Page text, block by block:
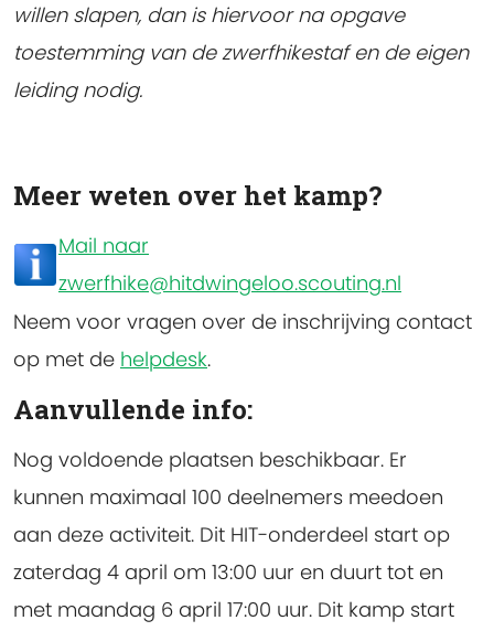
willen slapen, dan is hiervoor na opgave
toestemming van de zwerfhikestaf en de eigen
leiding nodig.
Meer weten over het kamp?
Mail naar
zwerfhike@hitdwingeloo.scouting.nl
Neem voor vragen over de inschrijving contact
op met de helpdesk.
Aanvullende info:
Nog voldoende plaatsen beschikbaar. Er
kunnen maximaal 100 deelnemers meedoen
aan deze activiteit. Dit HIT-onderdeel start op
zaterdag 4 april om 13:00 uur en duurt tot en
met maandag 6 april 17:00 uur. Dit kamp start